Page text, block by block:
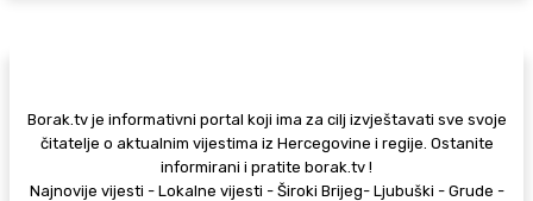
Borak.tv je informativni portal koji ima za cilj izvještavati sve svoje
čitatelje o aktualnim vijestima iz Hercegovine i regije. Ostanite
informirani i pratite borak.tv !
Najnovije vijesti - Lokalne vijesti - Široki Brijeg- Ljubuški - Grude -